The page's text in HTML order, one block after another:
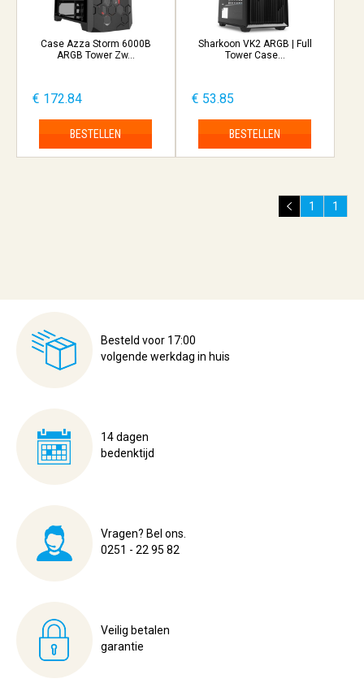
Case Azza Storm 6000B
ARGB Tower Zw...
€ 172.84
BESTELLEN
Sharkoon VK2 ARGB | Full
Tower Case...
€ 53.85
BESTELLEN
1 1
Besteld voor 17:00
volgende werkdag in huis
14 dagen
bedenktijd
Vragen? Bel ons.
0251 - 22 95 82
Veilig betalen
garantie